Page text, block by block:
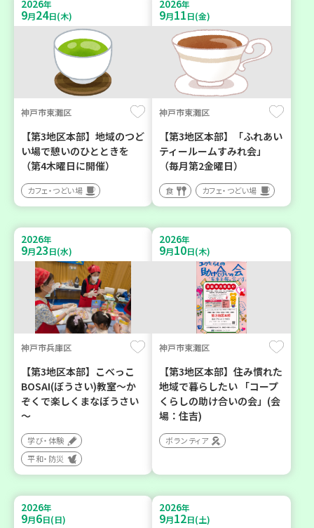
2026年
9月24日(木)
神戸市東灘区
【第3地区本部】地域のつど
い場で憩いのひとときを
（第4木曜日に開催）
カフェ・つどい場
2026年
9月11日(金)
神戸市東灘区
【第3地区本部】「ふれあい
ティールームすみれ会」
（毎月第2金曜日）
食 カフェ・つどい場
2026年
9月23日(水)
神戸市兵庫区
【第3地区本部】こべっこ
BOSAI(ぼうさい)教室～か
ぞくで楽しくまなぼうさい
～
学び・体験
平和・防災
2026年
9月10日(木)
神戸市東灘区
【第3地区本部】住み慣れた
地域で暮らしたい 「コープ
くらしの助け合いの会」(会
場：住吉)
ボランティア
2026年
9月6日(日)
2026年
9月12日(土)